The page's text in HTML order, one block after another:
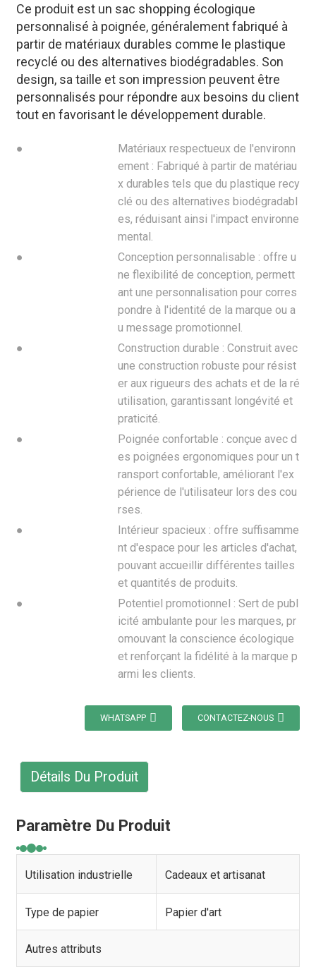
Ce produit est un sac shopping écologique
personnalisé à poignée, généralement fabriqué à
partir de matériaux durables comme le plastique
recyclé ou des alternatives biodégradables. Son
design, sa taille et son impression peuvent être
personnalisés pour répondre aux besoins du client
tout en favorisant le développement durable.
●
Matériaux respectueux de l'environn
ement : Fabriqué à partir de matériau
x durables tels que du plastique recy
clé ou des alternatives biodégradabl
es, réduisant ainsi l'impact environne
mental.
●
Conception personnalisable : offre u
ne flexibilité de conception, permett
ant une personnalisation pour corres
pondre à l'identité de la marque ou a
u message promotionnel.
●
Construction durable : Construit avec
une construction robuste pour résist
er aux rigueurs des achats et de la ré
utilisation, garantissant longévité et
praticité.
●
Poignée confortable : conçue avec d
es poignées ergonomiques pour un t
ransport confortable, améliorant l'ex
périence de l'utilisateur lors des cou
rses.
●
Intérieur spacieux : offre suffisamme
nt d'espace pour les articles d'achat,
pouvant accueillir différentes tailles
et quantités de produits.
●
Potentiel promotionnel : Sert de publ
icité ambulante pour les marques, pr
omouvant la conscience écologique
et renforçant la fidélité à la marque p
armi les clients.
WHATSAPP CONTACTEZ-NOUS
Détails Du Produit
Paramètre Du Produit
Utilisation industrielle Cadeaux et artisanat
Type de papier Papier d'art
Autres attributs